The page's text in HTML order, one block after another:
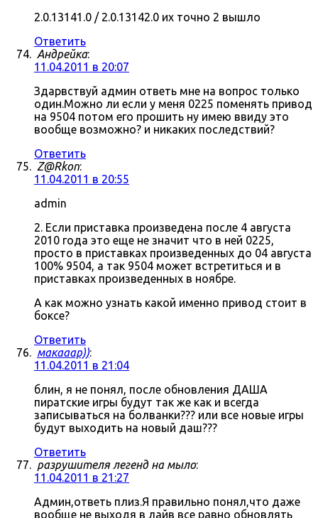
2.0.13141.0 / 2.0.13142.0 их точно 2 вышло
Ответить
Андрейка:
11.04.2011 в 20:07
Здарвствуй админ ответь мне на вопрос только
один.Можно ли если у меня 0225 поменять привод
на 9504 потом его прошить ну имею ввиду это
вообще возможно? и никаких последствий?
Ответить
Z@Rkon:
11.04.2011 в 20:55
admin
2. Если приставка произведена после 4 августа
2010 года это еще не значит что в ней 0225,
просто в приставках произведенных до 04 августа
100% 9504, а так 9504 может встретиться и в
приставках произведенных в ноябре.
А как можно узнать какой именно привод стоит в
боксе?
Ответить
макааар)):
11.04.2011 в 21:04
блин, я не понял, после обновления ДАША
пиратские игры будут так же как и всегда
записываться на болванки??? или все новые игры
будут выходить на новый даш???
Ответить
разрушителя легенд на мыло:
11.04.2011 в 21:27
Админ,ответь плиз.Я правильно понял,что даже
вообще не выходя в лайв все равно обновлять